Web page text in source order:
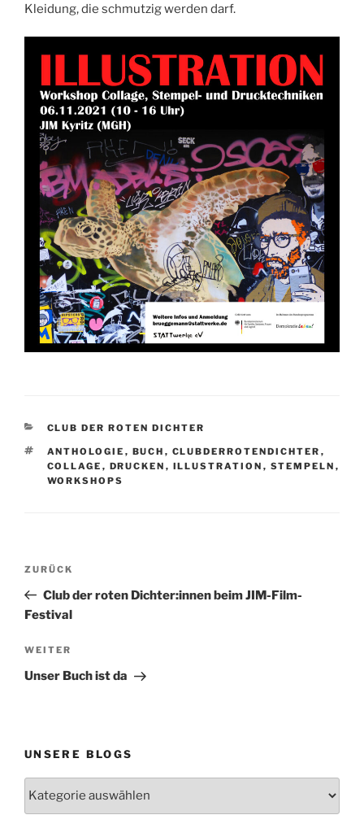
Kleidung, die schmutzig werden darf.
KATEGORIEN
CLUB DER ROTEN DICHTER
SCHLAGWÖRTER
ANTHOLOGIE , BUCH , CLUBDERROTENDICHTER ,
COLLAGE , DRUCKEN , ILLUSTRATION , STEMPELN ,
WORKSHOPS
Beitragsnavigation
Vorheriger
Beitrag
ZURÜCK
Club der roten Dichter:innen beim JIM-Film-
Festival
Nächster
Beitrag
WEITER
Unser Buch ist da
UNSERE BLOGS
Blogs